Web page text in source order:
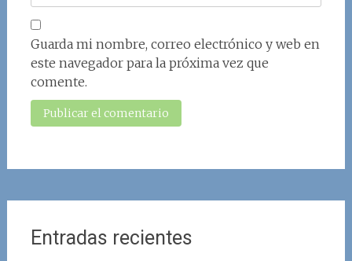
Guarda mi nombre, correo electrónico y web en
este navegador para la próxima vez que
comente.
Entradas recientes